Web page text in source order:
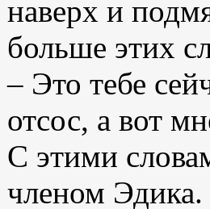
наверх и
больше этих
– Это тебе
отсос, а вот
С этими
членом